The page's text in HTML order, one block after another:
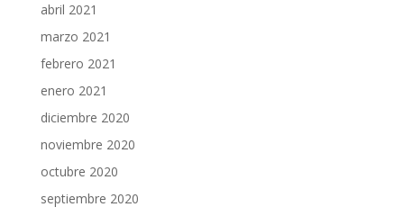
abril 2021
marzo 2021
febrero 2021
enero 2021
diciembre 2020
noviembre 2020
octubre 2020
septiembre 2020